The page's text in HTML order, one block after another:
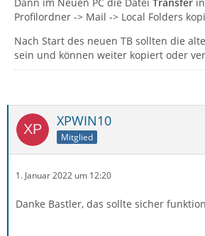
Profilordner -> Mail -> Local Folders
Nach Start des neuen TB sollten die
sein und können weiter kopiert oder
XPWIN10
Mitglied
1. Januar 2022 um 12:20
Danke Bastler, das sollte sicher